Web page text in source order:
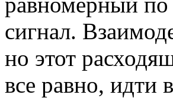
сигнал.
но этот
все равно, идти